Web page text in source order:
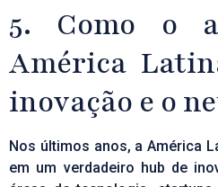
5. Como o
América
inovação e o
Nos últimos anos, a América
em um verdadeiro hub de